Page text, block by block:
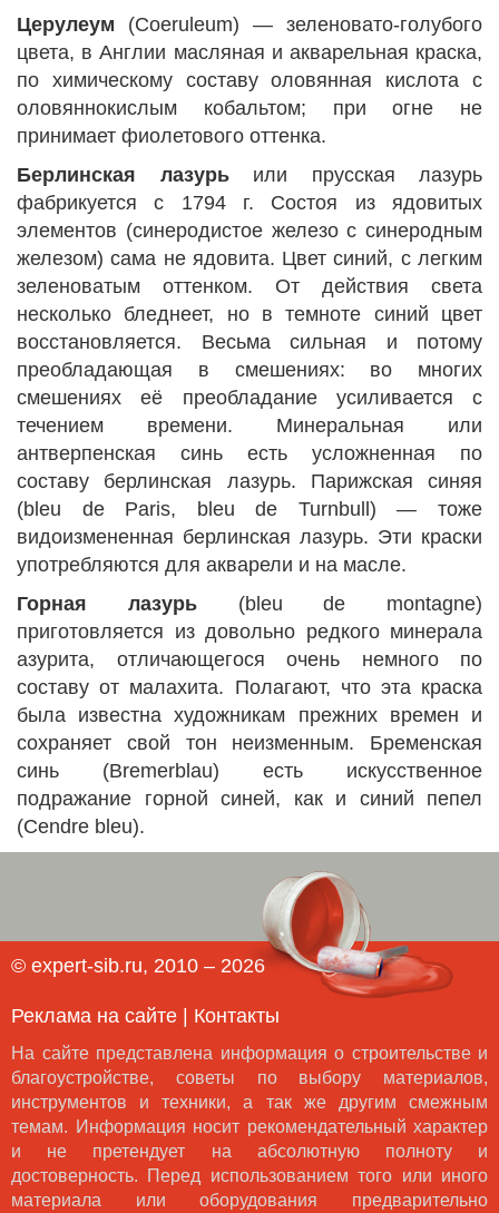
Церулеум (Coeruleum) — зеленовато-голубого
цвета, в Англии масляная и акварельная краска,
по химическому составу оловянная кислота с
оловяннокислым кобальтом; при огне не
принимает фиолетового оттенка.
Берлинская лазурьили прусская лазурь
фабрикуется с 1794 г. Состоя из ядовитых
элементов (синеродистое железо с синеродным
железом) сама не ядовита. Цвет синий, с легким
зеленоватым оттенком. От действия света
несколько бледнеет, но в темноте синий цвет
восстановляется. Весьма сильная и потому
преобладающая в смешениях: во многих
смешениях её преобладание усиливается с
течением времени. Минеральная или
антверпенская синь есть усложненная по
составу берлинская лазурь. Парижская синяя
(bleu de Paris, blеu de Turnbull) — тоже
видоизмененная берлинская лазурь. Эти краски
употребляются для акварели и на масле.
Горная лазурь (bleu de montagne)
приготовляется из довольно редкого минерала
азурита, отличающегося очень немного по
составу от малахита. Полагают, что эта краска
была известна художникам прежних времен и
сохраняет свой тон неизменным. Бременская
синь (Bremerblau) есть искусственное
подражание горной синей, как и синий пепел
(Cendre bleu).
© expert-sib.ru, 2010 – 2026
Реклама на сайте Контакты
На сайте представлена информация о строительстве и
благоустройстве, советы по выбору материалов,
инструментов и техники, а так же другим смежным
темам. Информация носит рекомендательный характер
и не претендует на абсолютную полноту и
достоверность. Перед использованием того или иного
материала или оборудования предварительно